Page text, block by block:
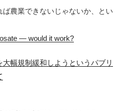
ば農業できないじゃないか、とい
— would it work?
幅規制緩和しようというパブリ